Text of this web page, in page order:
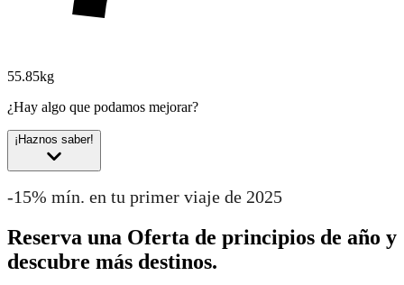
55.85kg
¿Hay algo que podamos mejorar?
¡Haznos saber!
-15% mín. en tu primer viaje de 2025
Reserva una Oferta de principios de año y
descubre más destinos.